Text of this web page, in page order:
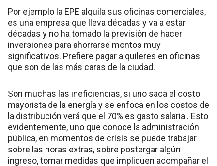
Por ejemplo la EPE alquila sus oficinas comerciales,
es una empresa que lleva décadas y va a estar
décadas y no ha tomado la previsión de hacer
inversiones para ahorrarse montos muy
significativos. Prefiere pagar alquileres en oficinas
que son de las más caras de la ciudad.
Son muchas las ineficiencias, si uno saca el costo
mayorista de la energía y se enfoca en los costos de
la distribución verá que el 70% es gasto salarial. Esto
evidentemente, uno que conoce la administración
pública, en momentos de crisis se puede trabajar
sobre las horas extras, sobre postergar algún
ingreso, tomar medidas que impliquen acompañar el